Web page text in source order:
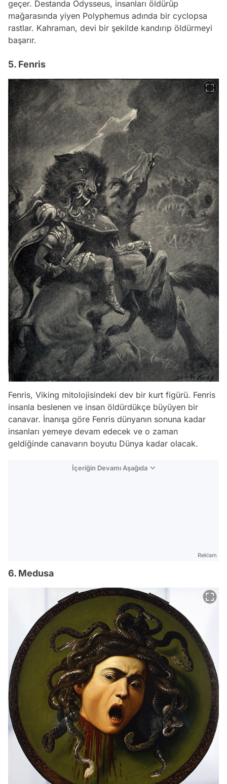
geçer. Destanda Odysseus, insanları öldürüp
mağarasında yiyen Polyphemus adında bir cyclopsa
rastlar. Kahraman, devi bir şekilde kandırıp öldürmeyi
başarır.
5. Fenris
Fenris, Viking mitolojisindeki dev bir kurt figürü. Fenris
insanla beslenen ve insan öldürdükçe büyüyen bir
canavar. İnanışa göre Fenris dünyanın sonuna kadar
insanları yemeye devam edecek ve o zaman
geldiğinde canavarın boyutu Dünya kadar olacak.
İçeriğin Devamı Aşağıda
Reklam
6. Medusa